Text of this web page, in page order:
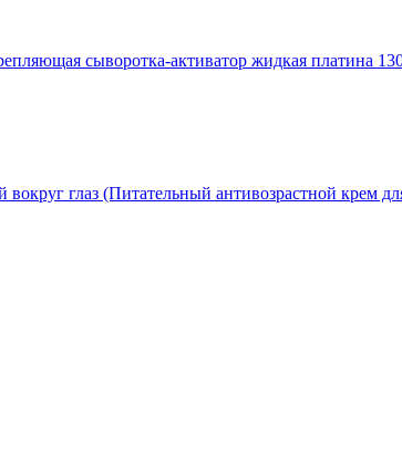
сыворотка-активатор жидкая платина
вокруг глаз (Питательный антивозрастной крем